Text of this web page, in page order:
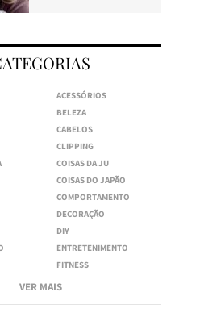
ACESSÓRIOS
BELEZA
CABELOS
CLIPPING
COISAS DA JU
COISAS DO JAPÃO
COMPORTAMENTO
DECORAÇÃO
DIY
ENTRETENIMENTO
FITNESS
VER MAIS